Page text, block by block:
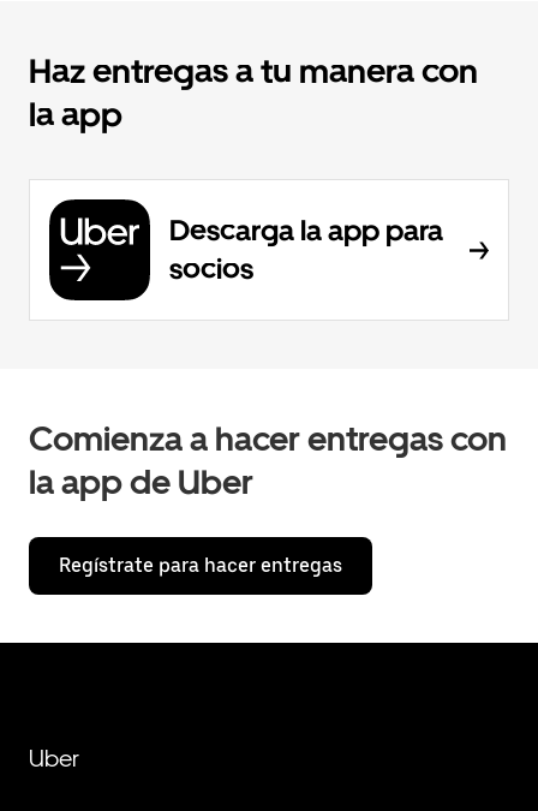
Haz entregas a tu manera con
la app
Descarga la app para
socios
Comienza a hacer entregas con
la app de Uber
Regístrate para hacer entregas
Uber